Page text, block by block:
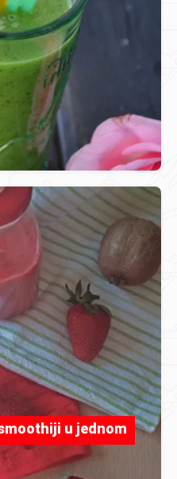
u jednom